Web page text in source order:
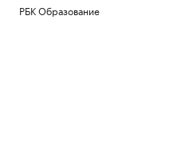
РБК Образование